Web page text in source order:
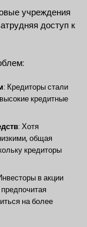
учреждения
доступ к
: Кредиторы стали
кредитные
: Хотя
общая
кредиторы
в акции
на более